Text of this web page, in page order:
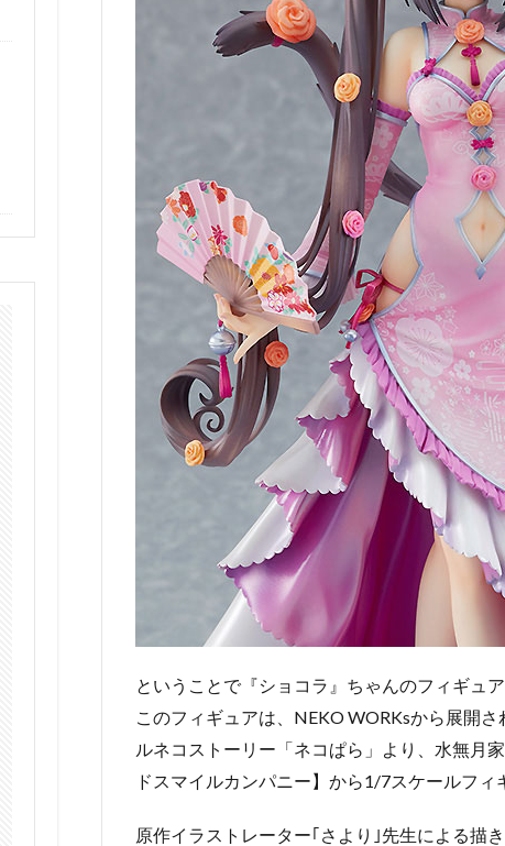
ということで『ショコラ』ちゃんのフィギュア
このフィギュアは、NEKO WORKsから展開
ルネコストーリー「ネコぱら」より、水無月
ドスマイルカンパニー】から1/7スケールフィ
原作イラストレーター｢さより｣先生による描